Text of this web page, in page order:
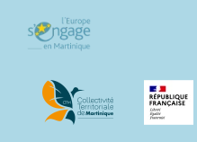
contenu